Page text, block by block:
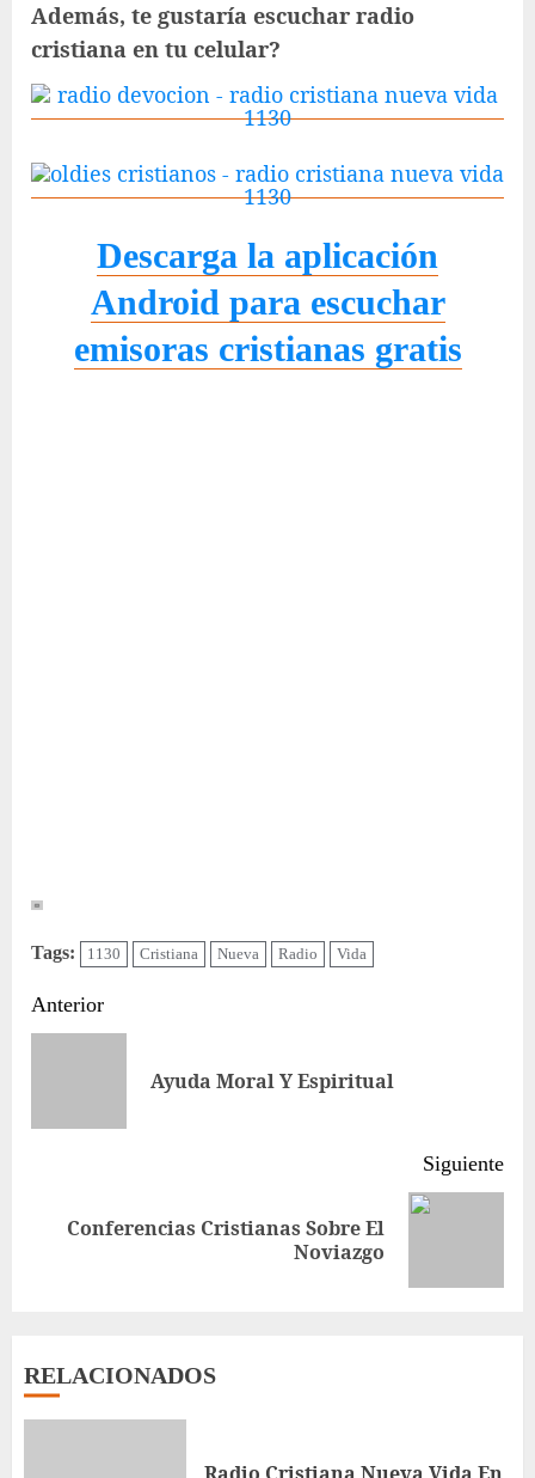
Además, te gustaría escuchar radio
cristiana en tu celular?
Descarga la aplicación
Android para escuchar
emisoras cristianas gratis
Tags: 1130 Cristiana Nueva Radio Vida
Sigue
Anterior
Ayuda Moral Y Espiritual
Siguiente
Siguiente
Conferencias Cristianas Sobre El
Noviazgo
RELACIONADOS